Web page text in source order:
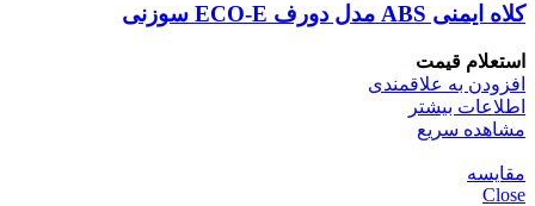
کلاه ایمنی ABS مدل دورف ECO-E سوزنی
استعلام قیمت
افزودن به علاقمندی
اطلاعات بیشتر
مشاهده سریع
مقایسه
Close